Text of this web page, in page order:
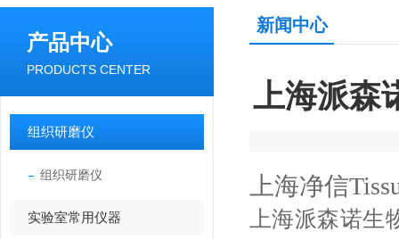
产品中心
PRODUCTS CENTER
组织研磨仪
组织研磨仪
实验室常用仪器
新闻中心
上海派森
上海净信
上海派森诺